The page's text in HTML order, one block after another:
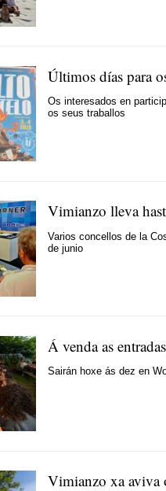
Últimos días para
Os interesados en
os seus traballos
Vimianzo lleva
Varios concellos de la
de junio
Á venda as
Sairán hoxe ás dez en
Vimianzo xa aviva